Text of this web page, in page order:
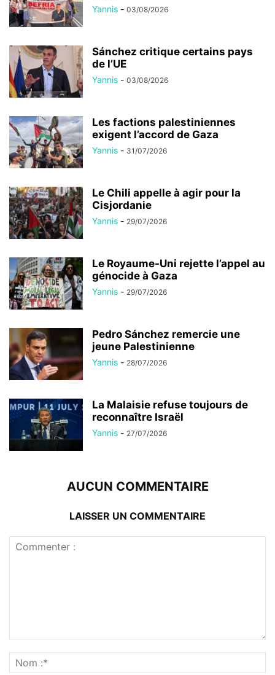
Yannis - 03/08/2026
Sánchez critique certains pays
de l’UE
Yannis - 03/08/2026
Les factions palestiniennes
exigent l’accord de Gaza
Yannis - 31/07/2026
Le Chili appelle à agir pour la
Cisjordanie
Yannis - 29/07/2026
Le Royaume-Uni rejette l’appel au
génocide à Gaza
Yannis - 29/07/2026
Pedro Sánchez remercie une
jeune Palestinienne
Yannis - 28/07/2026
La Malaisie refuse toujours de
reconnaître Israël
Yannis - 27/07/2026
AUCUN COMMENTAIRE
LAISSER UN COMMENTAIRE